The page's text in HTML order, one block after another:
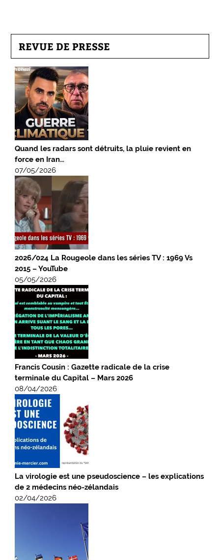
REVUE DE PRESSE
Quand les radars sont détruits, la pluie revient en
force en Iran…
07/05/2026
2026/024 La Rougeole dans les séries TV : 1969 Vs
2015 – YouTube
05/05/2026
Francis Cousin : Gazette radicale de la crise
terminale du Capital – Mars 2026
08/04/2026
La virologie est une pseudoscience – les explications
de 2 médecins néo-zélandais
02/04/2026